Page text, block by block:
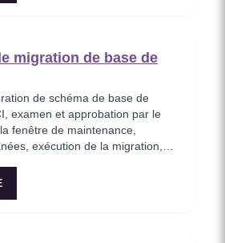
migration de base de
de schéma de base de
examen et approbation par le
fenêtre de maintenance,
exécution de la migration,